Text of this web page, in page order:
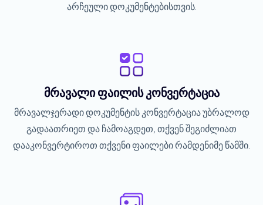
არჩეული დოკუმენტებისთვის.
მრავალი ფაილის კონვერტაცია
მრავალჯერადი დოკუმენტის კონვერტაცია უბრალოდ
გადაათრიეთ და ჩამოაგდეთ, თქვენ შეგიძლიათ
დააკონვერტიროთ თქვენი ფაილები რამდენიმე წამში.